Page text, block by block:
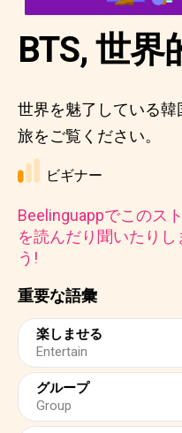
重要な語彙
楽しませる
Entertain
グループ
Group
BTS, 世界
世界を魅了している
旅をご覧ください。
ビギナー
Beelinguappでこのス
を読んだり聞いたりし
う!